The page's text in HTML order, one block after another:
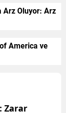
America ve
Zarar